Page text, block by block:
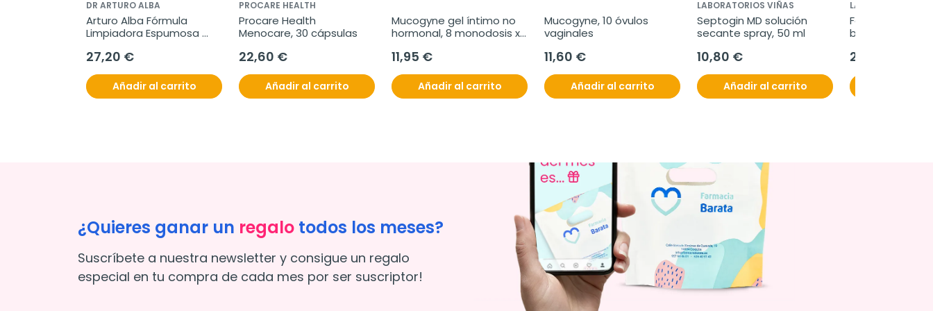
DR ARTURO ALBA
Arturo Alba Fórmula
Limpiadora Espumosa
27,20 €
Añadir al carrito
PROCARE HEALTH
Procare Health
Menocare, 30 cápsulas
22,60 €
Añadir al carrito
Mucogyne gel íntimo no
hormonal, 8 monodosis x
11,95 €
Añadir al carrito
Mucogyne, 10 óvulos
vaginales
11,60 €
Añadir al carrito
LABORATORIOS VIÑAS
Septogin MD solución
secante spray, 50 ml
10,80 €
Añadir al carrito
LABORATORIOS
Ferrosol flash,
24,75 €
¿Quieres ganar un regalo todos los meses?
Suscríbete a nuestra newsletter y consigue un regalo
especial en tu compra de cada mes por ser suscriptor!